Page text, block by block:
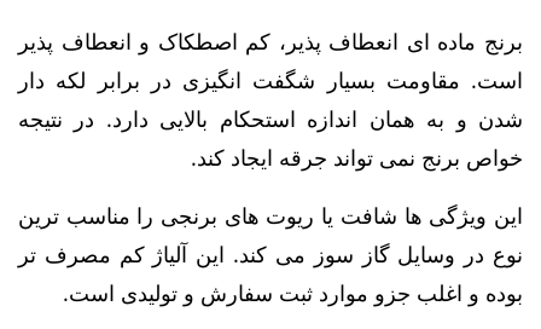
برنج ماده ای انعطاف پذیر، کم اصطکاک و انعطاف پذیر
است. مقاومت بسیار شگفت انگیزی در برابر لکه دار
شدن و به همان اندازه استحکام بالایی دارد. در نتیجه
خواص برنج نمی تواند جرقه ایجاد کند.
این ویژگی ها شافت یا ریوت های برنجی را مناسب ترین
نوع در وسایل گاز سوز می کند. این آلیاژ کم مصرف تر
بوده و اغلب جزو موارد ثبت سفارش و تولیدی است.